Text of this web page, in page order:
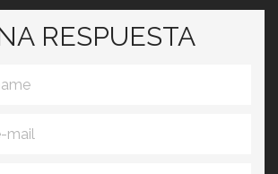
RESPUESTA